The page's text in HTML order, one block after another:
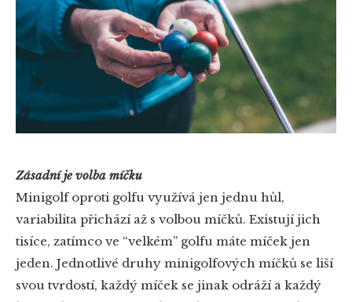
Zásadní je volba míčku
Minigolf oproti golfu využívá jen jednu hůl,
variabilita přichází až s volbou míčků. Existují jich
tisíce, zatímco ve “velkém” golfu máte míček jen
jeden. Jednotlivé druhy minigolfových míčků se liší
svou tvrdostí, každý míček se jinak odráží a každý